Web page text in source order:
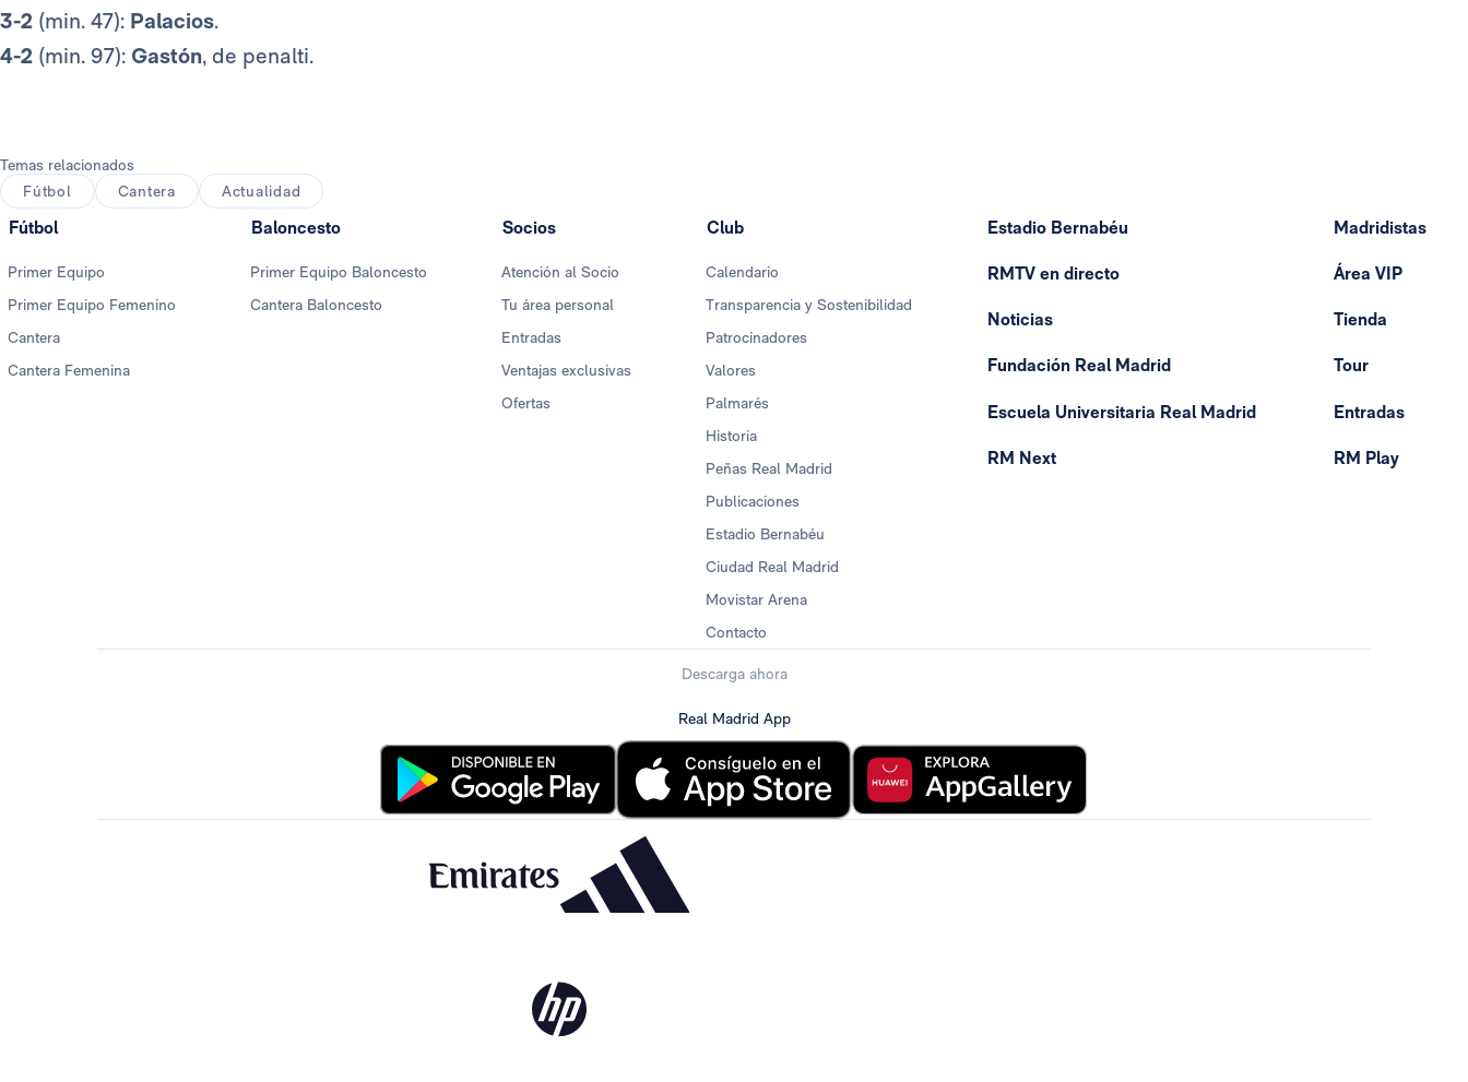
3-2 (min. 47): Palacios.
4-2 (min. 97): Gastón, de penalti.
Temas relacionados
Fútbol
Cantera Actualidad
Fútbol
Primer Equipo
Primer Equipo Femenino
Cantera
Cantera Femenina
Baloncesto
Primer Equipo Baloncesto
Cantera Baloncesto
Socios
Atención al Socio
Tu área personal
Entradas
Ventajas exclusivas
Ofertas
Club
Calendario
Transparencia y Sostenibilidad
Patrocinadores
Valores
Palmarés
Historia
Peñas Real Madrid
Publicaciones
Estadio Bernabéu
Ciudad Real Madrid
Movistar Arena
Contacto
Estadio Bernabéu
RMTV en directo
Noticias
Fundación Real Madrid
Escuela Universitaria Real Madrid
RM Next
Madridistas
Área VIP
Tienda
Tour
Entradas
RM Play
Descarga ahora
Real Madrid App